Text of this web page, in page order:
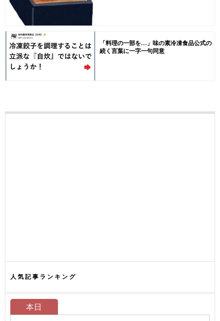
「料理の一部を…」味の素冷凍食品公式の
続く言葉に一字一句同意
人気記事ランキング
本日